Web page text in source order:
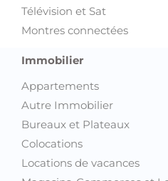
Télévision et Sat
Montres connectées
Immobilier
Appartements
Autre Immobilier
Bureaux et Plateaux
Colocations
Locations de vacances